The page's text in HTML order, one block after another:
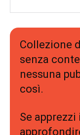
Collezione
senza
nessuna
così.
Se